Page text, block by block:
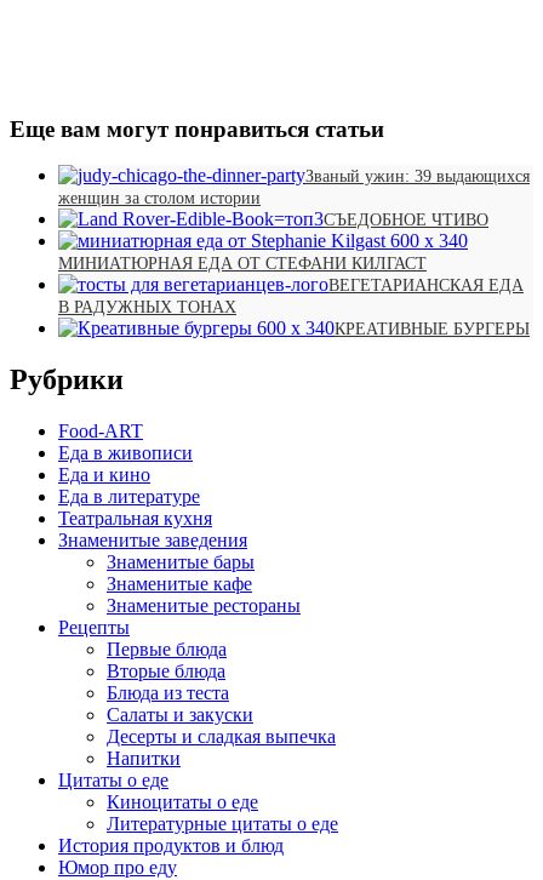
Еще вам могут понравиться статьи
Званый ужин: 39 выдающихся
женщин за столом истории
СЪЕДОБНОЕ ЧТИВО
МИНИАТЮРНАЯ ЕДА ОТ СТЕФАНИ КИЛГАСТ
ВЕГЕТАРИАНСКАЯ ЕДА
В РАДУЖНЫХ ТОНАХ
КРЕАТИВНЫЕ БУРГЕРЫ
Рубрики
Food-ART
Еда в живописи
Еда и кино
Еда в литературе
Театральная кухня
Знаменитые заведения
Знаменитые бары
Знаменитые кафе
Знаменитые рестораны
Рецепты
Первые блюда
Вторые блюда
Блюда из теста
Салаты и закуски
Десерты и сладкая выпечка
Напитки
Цитаты о еде
Киноцитаты о еде
Литературные цитаты o еде
История продуктов и блюд
Юмор про еду